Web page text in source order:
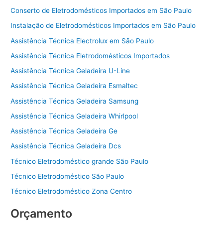
Conserto de Eletrodomésticos Importados em São Paulo
Instalação de Eletrodomésticos Importados em São Paulo
Assistência Técnica Electrolux em São Paulo
Assistência Técnica Eletrodomésticos Importados
Assistência Técnica Geladeira U-Line
Assistência Técnica Geladeira Esmaltec
Assistência Técnica Geladeira Samsung
Assistência Técnica Geladeira Whirlpool
Assistência Técnica Geladeira Ge
Assistência Técnica Geladeira Dcs
Técnico Eletrodoméstico grande São Paulo
Técnico Eletrodoméstico São Paulo
Técnico Eletrodoméstico Zona Centro
Orçamento